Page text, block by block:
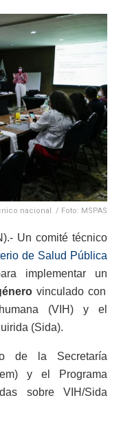
nacional. / Foto: MSPAS
Un comité técnico
de Salud Pública
implementar un
vinculado con
(VIH) y el
(Sida).
de la Secretaría
y el Programa
sobre VIH/Sida